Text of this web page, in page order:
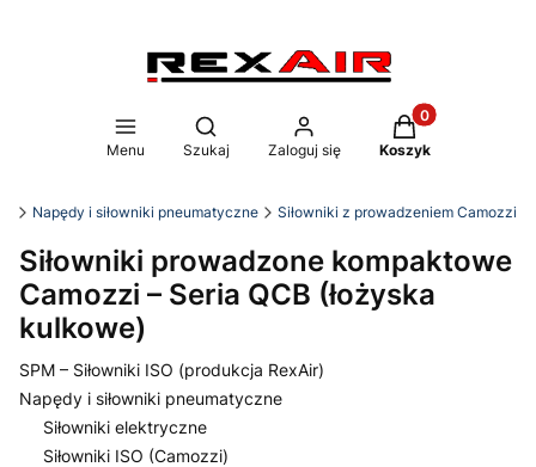
Menu
Otwórz wyszukiwarkę
Szukaj Zaloguj się
Produkty w
Koszyk
Napędy i siłowniki pneumatyczne Siłowniki z prowadzeniem Camozzi
Siłowniki prowadzone kompaktowe
Camozzi – Seria QCB (łożyska
kulkowe)
SPM – Siłowniki ISO (produkcja RexAir)
Napędy i siłowniki pneumatyczne
Siłowniki elektryczne
Siłowniki ISO (Camozzi)